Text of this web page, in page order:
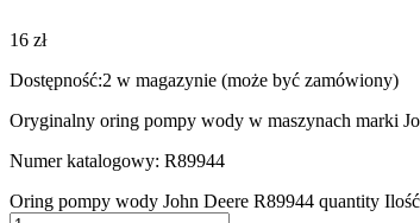
16 zł
Dostępność:2 w magazynie (może być zamówiony)
Oryginalny oring pompy wody w maszynach marki
Numer katalogowy: R89944
Oring pompy wody John Deere R89944 quantity